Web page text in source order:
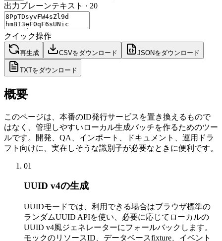
出力プレーンテキスト · 20
クイック操作
再生成 CSVをダウンロード JSONをダウンロード
TXTをダウンロード
概要
このページは、本番のID発行サービスを置き換えるもので
はなく、管理しやすいローカル生成バッチを作るためのツー
ルです。開発、QA、インポート、ドキュメント、運用ドラ
フト向けに、実在しそうな識別子が必要なときに便利です。
01
UUID v4の生成
UUIDモードでは、利用できる場合はブラウザ標準の
ランダムUUID APIを使い、必要に応じてローカルの
UUID v4風ジェネレーターにフォールバックします。
モックのリソースID、データベースfixture、イベント